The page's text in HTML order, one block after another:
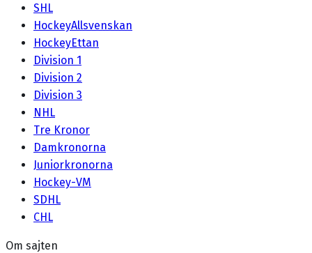
SHL
HockeyAllsvenskan
HockeyEttan
Division 1
Division 2
Division 3
NHL
Tre Kronor
Damkronorna
Juniorkronorna
Hockey-VM
SDHL
CHL
Om sajten